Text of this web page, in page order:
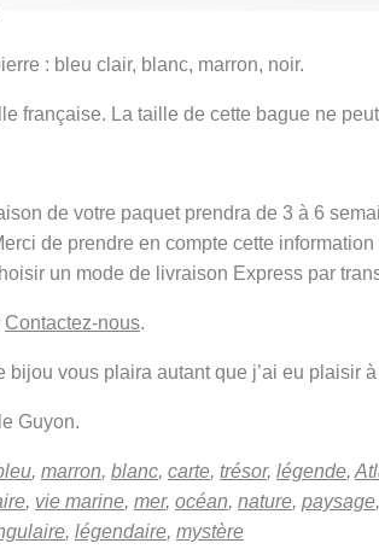
: bleu clair, blanc, marron, noir.
française. La taille de cette bague ne
de votre paquet prendra de 3 à 6
de prendre en compte cette
un mode de livraison Express par
Contactez-nous.
bijou vous plaira autant que j’ai eu plaisir
Guyon.
, marron, blanc, carte, trésor, légende,
, vie marine, mer, océan, nature, paysage,
, légendaire, mystère